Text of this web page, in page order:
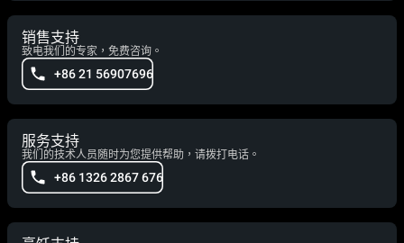
销售支持
致电我们的专家，免费咨询。
+86 21 56907696
服务支持
我们的技术人员随时为您提供帮助，请拨打电话。
+86 1326 2867 676